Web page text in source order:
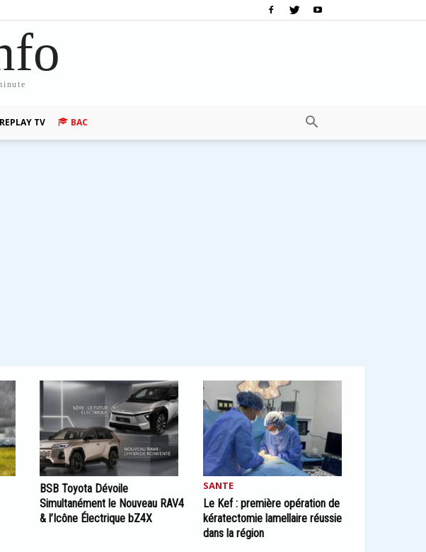
REPLAY TV BAC
BSB Toyota Dévoile
Simultanément le Nouveau RAV4
& l’Icône Électrique bZ4X
SANTE
Le Kef : première opération de
kératectomie lamellaire réussie
dans la région